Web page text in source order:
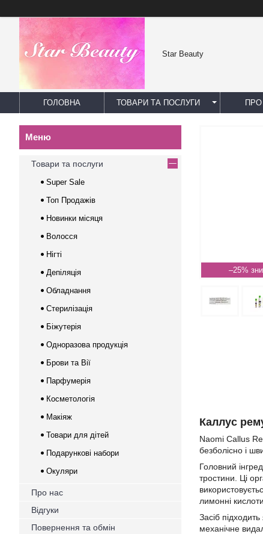
Star Beauty
ГОЛОВНА ТОВАРИ ТА ПОСЛУГИ
–25%
Каллус
Naomi Callus
безболісно і
Головний
тростини. Ці
лимонні
Засіб
механічне
Товари та послуги
Super Sale
Топ Продажів
Новинки місяця
Волосся
Нігті
Депіляція
Обладнання
Стерилізація
Біжутерія
Одноразова продукція
Брови та Вії
Парфумерія
Косметологія
Макіяж
Товари для дітей
Подарункові набори
Окуляри
Про нас
Відгуки
Повернення та обмін